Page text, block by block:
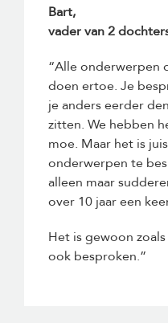
Bart,
vader van 2
“Alle onderwerpen
doen ertoe. Je
je anders eerder
zitten. We hebben
moe. Maar het is
onderwerpen te
alleen maar
over 10 jaar een
Het is gewoon
ook besproken.”